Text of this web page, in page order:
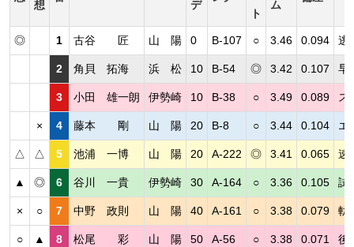
想
デ
ト
ム
◎ 1 古谷 匠 山 陽 0 B-107 ○ 3.46 0.094 逃
2 角貝 拓海 浜 松 10 B-54 ◎ 3.42 0.107 早
3 小田 雄一朗 伊勢崎 10 B-38 ○ 3.49 0.089 ス
× 4 藤本 剛 山 陽 20 B-8 ○ 3.44 0.104 エ
△ △ 5 池浦 一博 山 陽 20 A-222 ◎ 3.41 0.065 速
▲ ◎ 6 谷川 一貴 伊勢崎 30 A-164 ○ 3.36 0.105 試
× ○ 7 中野 政則 山 陽 40 A-161 ○ 3.38 0.079 軌
○ ▲ 8 松尾 彩 山 陽 50 A-56 ○ 3.38 0.071 後